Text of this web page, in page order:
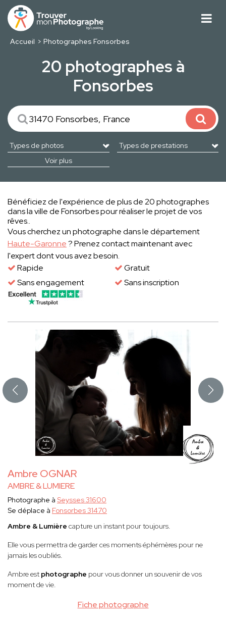
Accueil Photographes Fonsorbes
20 photographes à
Fonsorbes
Voir plus
Bénéficiez de l'expérience de plus de 20 photographes
dans la ville de Fonsorbes pour réaliser le projet de vos
rêves..
Vous cherchez un photographe dans le département
Haute-Garonne? Prenez contact maintenant avec
l'expert dont vous avez besoin.
Rapide
Gratuit
Sans engagement
Sans inscription
Ambre OGNAR
AMBRE & LUMIERE
Fiche photographe
Photographe à Seysses 31600
Se déplace à Fonsorbes 31470
Ambre & Lumière capture un instant pour toujours.
Elle vous permettra de garder ces moments éphémères pour ne
jamais les oubliés.
Ambre est photographe pour vous donner un souvenir de vos
moment de vie.